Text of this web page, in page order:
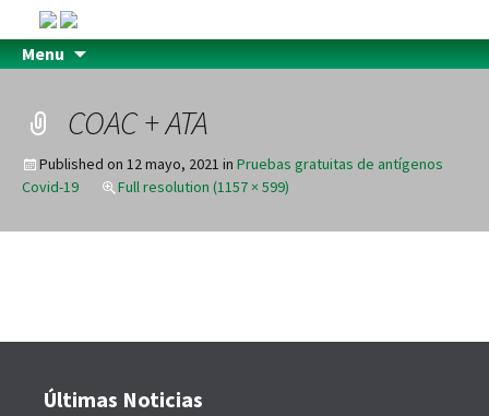
Menu
COAC + ATA
Published on 12 mayo, 2021 in Pruebas gratuitas de antígenos
Covid-19
Full resolution (1157 × 599)
Últimas Noticias